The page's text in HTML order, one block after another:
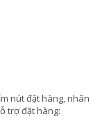
nút đặt hàng, nhân
trợ đặt hàng: